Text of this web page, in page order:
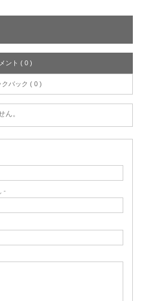
ント ( 0 )
クバック ( 0 )
ん。
-